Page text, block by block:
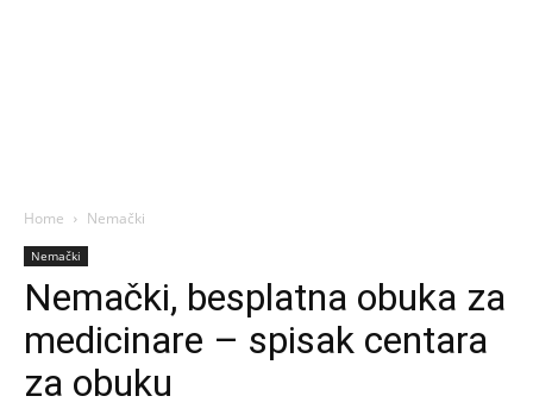
Home Nemački
Nemački
Nemački, besplatna obuka za
medicinare – spisak centara
za obuku